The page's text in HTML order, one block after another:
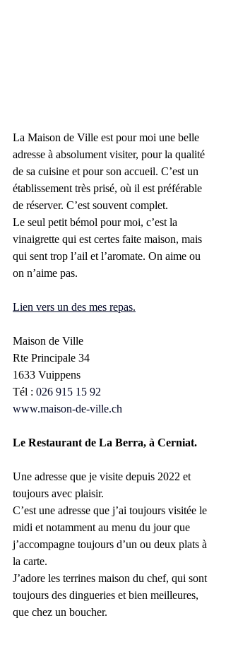
La Maison de Ville est pour moi une belle
adresse à absolument visiter, pour la qualité
de sa cuisine et pour son accueil. C’est un
établissement très prisé, où il est préférable
de réserver. C’est souvent complet.
Le seul petit bémol pour moi, c’est la
vinaigrette qui est certes faite maison, mais
qui sent trop l’ail et l’aromate. On aime ou
on n’aime pas.
Lien vers un des mes repas.
Maison de Ville
Rte Principale 34
1633 Vuippens
Tél : 026 915 15 92
www.maison-de-ville.ch
Le Restaurant de La Berra, à Cerniat.
Une adresse que je visite depuis 2022 et
toujours avec plaisir.
C’est une adresse que j’ai toujours visitée le
midi et notamment au menu du jour que
j’accompagne toujours d’un ou deux plats à
la carte.
J’adore les terrines maison du chef, qui sont
toujours des dingueries et bien meilleures,
que chez un boucher.